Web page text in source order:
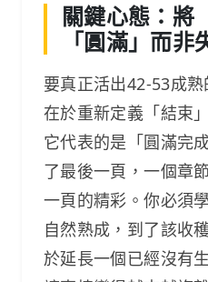
關鍵心態：將
「圓滿」而非
要真正活出42-53成
在於重新定義「結束
它代表的是「圓滿完
了最後一頁，一個章
一頁的精彩。你必須
自然熟成，到了該收
於延長一個已經沒有